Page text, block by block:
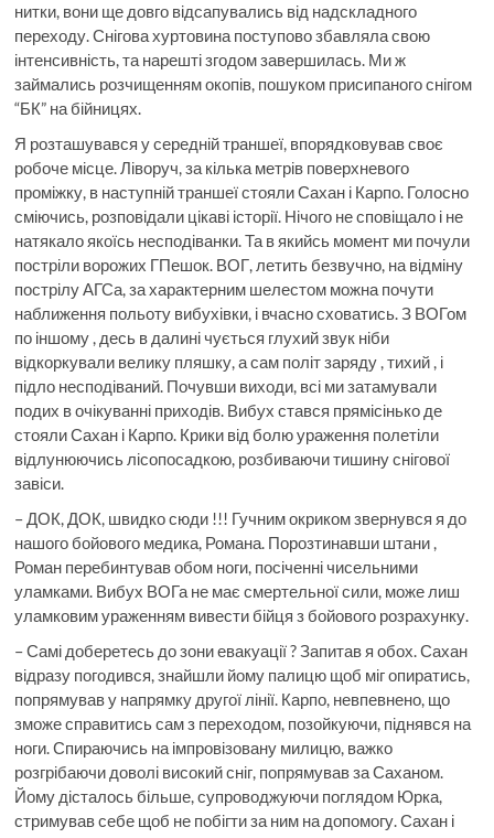
нитки, вони ще довго відсапувались від надскладного
переходу. Снігова хуртовина поступово збавляла свою
інтенсивність, та нарешті згодом завершилась. Ми ж
займались розчищенням окопів, пошуком присипаного снігом
“БК” на бійницях.
Я розташувався у середній траншеї, впорядковував своє
робоче місце. Ліворуч, за кілька метрів поверхневого
проміжку, в наступній траншеї стояли Сахан і Карпо. Голосно
сміючись, розповідали цікаві історії. Нічого не сповіщало і не
натякало якоїсь несподіванки. Та в якийсь момент ми почули
постріли ворожих ГПешок. ВОГ, летить безвучно, на відміну
пострілу АГСа, за характерним шелестом можна почути
наближення польоту вибухівки, і вчасно сховатись. З ВОГом
по іншому , десь в далині чується глухий звук ніби
відкоркували велику пляшку, а сам політ заряду , тихий , і
підло несподіваний. Почувши виходи, всі ми затамували
подих в очікуванні приходів. Вибух стався прямісінько де
стояли Сахан і Карпо. Крики від болю ураження полетіли
відлунюючись лісопосадкою, розбиваючи тишину снігової
завіси.
– ДОК, ДОК, швидко сюди !!! Гучним окриком звернувся я до
нашого бойового медика, Романа. Порозтинавши штани ,
Роман перебинтував обом ноги, посіченні чисельними
уламками. Вибух ВОГа не має смертельної сили, може лиш
уламковим ураженням вивести бійця з бойового розрахунку.
– Самі доберетесь до зони евакуації ? Запитав я обох. Сахан
відразу погодився, знайшли йому палицю щоб міг опиратись,
попрямував у напрямку другої лінії. Карпо, невпевнено, що
зможе справитись сам з переходом, позойкуючи, піднявся на
ноги. Спираючись на імпровізовану милицю, важко
розгрібаючи доволі високий сніг, попрямував за Саханом.
Йому дісталось більше, супроводжуючи поглядом Юрка,
стримував себе щоб не побігти за ним на допомогу. Сахан і